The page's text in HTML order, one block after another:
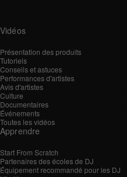
Vidéos
Présentation des produits
Tutoriels
Conseils et astuces
Performances d'artistes
Avis d'artistes
Culture
Documentaires
Événements
Toutes les vidéos
Apprendre
Start From Scratch
Partenaires des écoles de DJ
Équipement recommandé pour les DJ